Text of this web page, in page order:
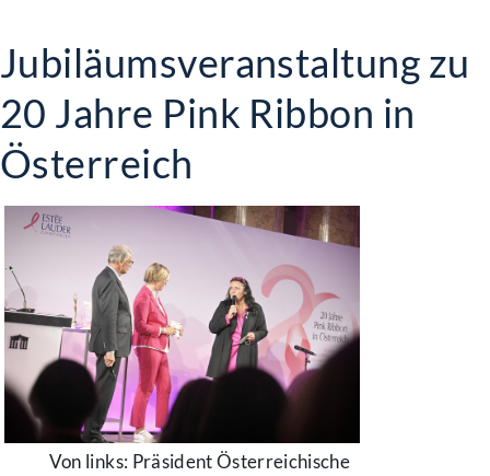
Jubiläumsveranstaltung zu
20 Jahre Pink Ribbon in
Österreich
Von links: Präsident Österreichische